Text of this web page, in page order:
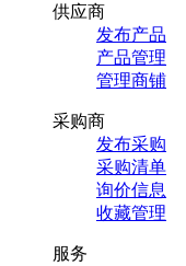
供应商
发布产品
产品管理
管理商铺
采购商
发布采购
采购清单
询价信息
收藏管理
服务